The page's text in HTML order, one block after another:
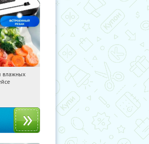
186
влажных